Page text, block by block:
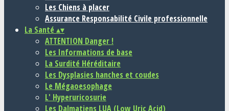
Les Chiens à placer
Assurance Responsabilité Civile professionnelle
La Santé ▴▾
ATTENTION Danger !
Les Informations de base
La Surdité Héréditaire
Les Dysplasies hanches et coudes
Le Mégaoesophage
L' Hyperuricosurie
Les Dalmatiens LUA (Low Uric Acid)